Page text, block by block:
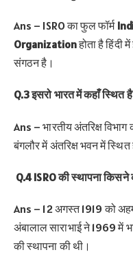
Ans – ISRO का फुल फॉर्म
Organizationहोता है हिंदी
संगठन है।
Q.3 इसरो भारत में कहाँ स्थित
Ans – भारतीय अंतरिक्ष
बंगलौर में अंतरिक्ष भवन में स्थित
Q.4 ISRO की स्थापना किसने
Ans – 12 अगस्त 1919 को
अंबालाल साराभाई ने 1969 में
की स्थापना की थी।